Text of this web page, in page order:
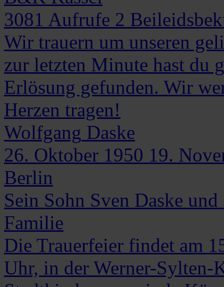
3081 Aufrufe 2
Wir trauern um unseren
zur letzten Minute hast du
Erlösung gefunden. Wir
Herzen tragen!
Wolfgang Daske
26. Oktober 1950 19.
Berlin
Sein Sohn Sven Daske
Familie
Die Trauerfeier findet am
Uhr, in der Werner-Sylten-